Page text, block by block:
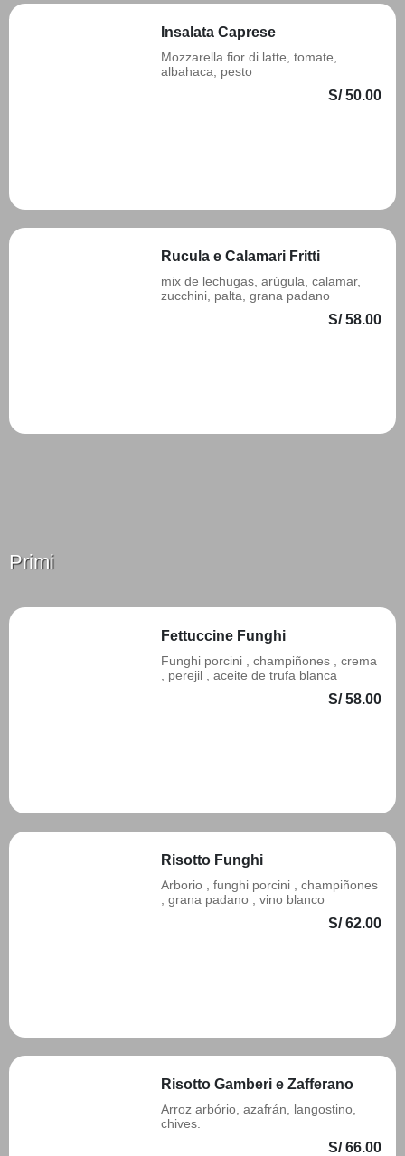
Insalata Caprese
Mozzarella fior di latte, tomate,
albahaca, pesto
S/ 50.00
Rucula e Calamari Fritti
mix de lechugas, arúgula, calamar,
zucchini, palta, grana padano
S/ 58.00
Primi
Fettuccine Funghi
Funghi porcini , champiñones , crema
, perejil , aceite de trufa blanca
S/ 58.00
Risotto Funghi
Arborio , funghi porcini , champiñones
, grana padano , vino blanco
S/ 62.00
Risotto Gamberi e Zafferano
Arroz arbório, azafrán, langostino,
chives.
S/ 66.00